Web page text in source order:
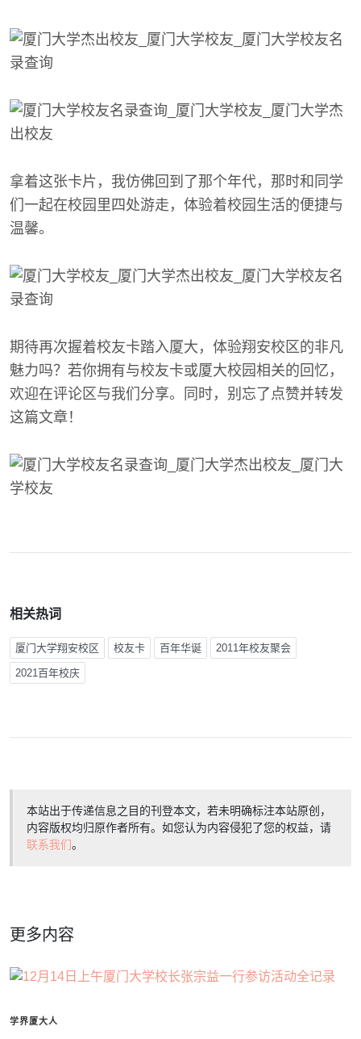
拿着这张卡片，我仿佛回到了那个年代，那时和同学
们一起在校园里四处游走，体验着校园生活的便捷与
温馨。
期待再次握着校友卡踏入厦大，体验翔安校区的非凡
魅力吗？若你拥有与校友卡或厦大校园相关的回忆，
欢迎在评论区与我们分享。同时，别忘了点赞并转发
这篇文章！
相关热词
厦门大学翔安校区 校友卡 百年华诞 2011年校友聚会
2021百年校庆
本站出于传递信息之目的刊登本文，若未明确标注本站原创，
内容版权均归原作者所有。如您认为内容侵犯了您的权益，请
联系我们。
更多内容
学界厦大人